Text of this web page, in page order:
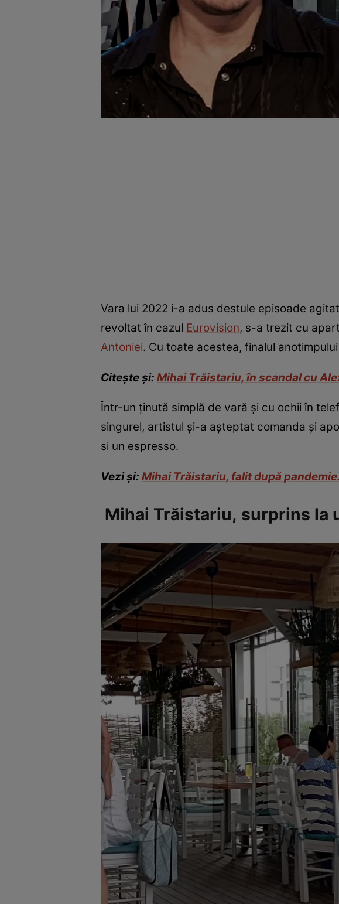
Vara lui 2022 i-a adus destule episoade
revoltat în cazul Eurovision, s-a trezit cu
Antoniei. Cu toate acestea, finalul
Citește și: Mihai Trăistariu, în scandal cu
Într-un ținută simplă de vară și cu ochii în
singurel, artistul și-a așteptat comanda și
si un espresso.
Vezi și: Mihai Trăistariu, falit după
Mihai Trăistariu, surprins la